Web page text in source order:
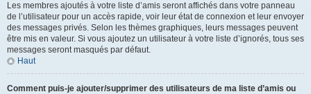
Les membres ajoutés à votre liste d’amis seront affichés dans votre panneau
de l’utilisateur pour un accès rapide, voir leur état de connexion et leur envoyer
des messages privés. Selon les thèmes graphiques, leurs messages peuvent
être mis en valeur. Si vous ajoutez un utilisateur à votre liste d’ignorés, tous ses
messages seront masqués par défaut.
Haut
Comment puis-je ajouter/supprimer des utilisateurs de ma liste d’amis ou